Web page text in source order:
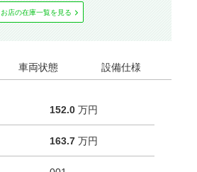
お店の在庫⼀覧を⾒る
車両状態 設備仕様
152.0万円
163.7万円